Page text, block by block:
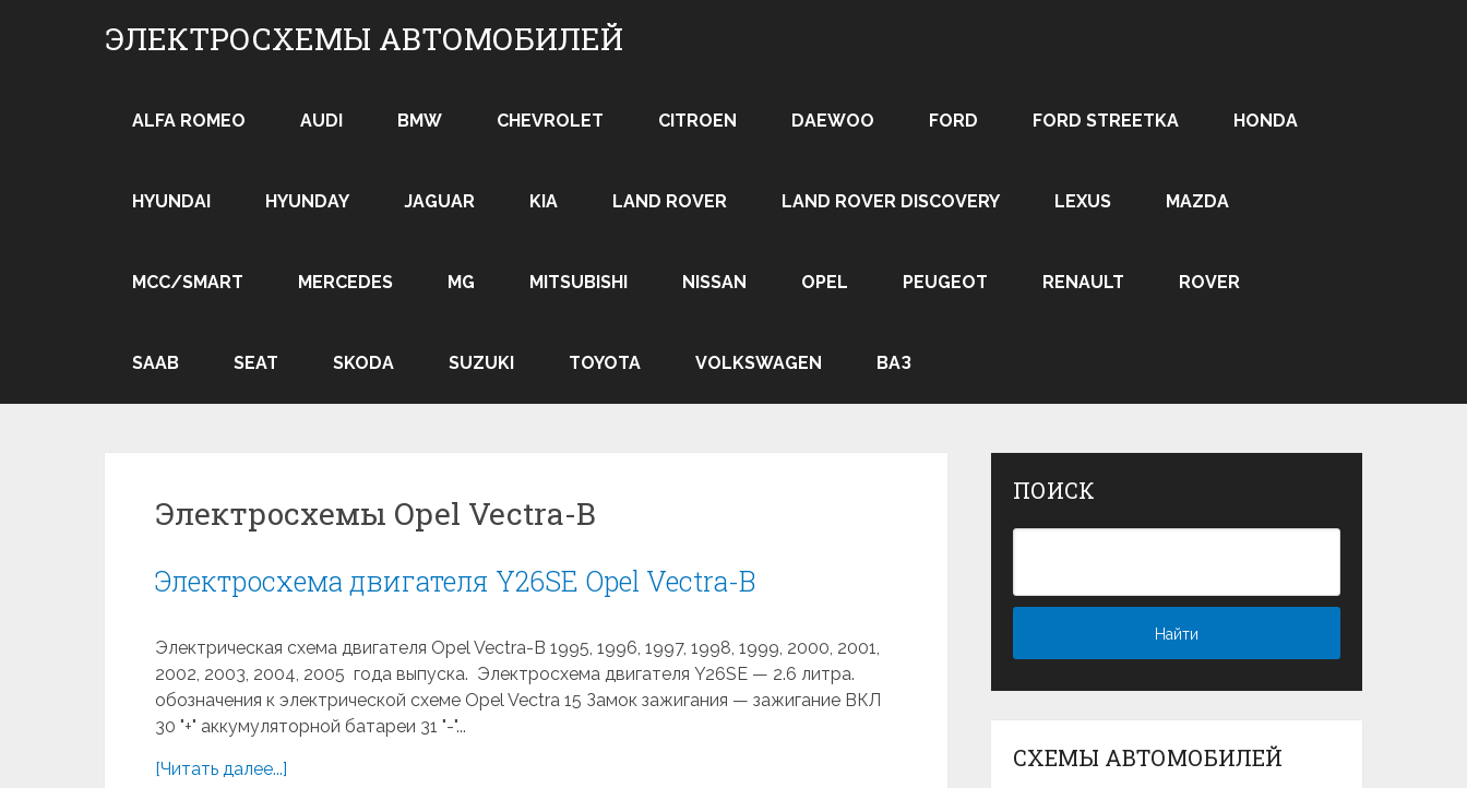
ЭЛЕКТРОСХЕМЫ АВТОМОБИЛЕЙ
ALFA ROMEO AUDI BMW CHEVROLET CITROEN DAEWOO FORD FORD STREETKA HONDA
HYUNDAI HYUNDAY JAGUAR KIA LAND ROVER LAND ROVER DISCOVERY LEXUS MAZDA
MCC/SMART MERCEDES MG MITSUBISHI NISSAN OPEL PEUGEOT RENAULT ROVER
SAAB SEAT SKODA SUZUKI TOYOTA VOLKSWAGEN ВАЗ
Электросхемы Opel Vectra-B
Электросхема двигателя Y26SE Opel Vectra-B
Электрическая схема двигателя Opel Vectra-B 1995, 1996, 1997, 1998, 1999, 2000, 2001,
2002, 2003, 2004, 2005 года выпуска. Электросхема двигателя Y26SE — 2.6 литра.
обозначения к электрической схеме Opel Vectra 15 Замок зажигания — зажигание ВКЛ
30 "+" аккумуляторной батареи 31 "-"...
[Читать далее...]
ПОИСК
СХЕМЫ АВТОМОБИЛЕЙ